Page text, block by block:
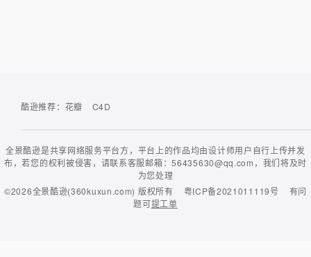
酷逊推荐： 花瓣 C4D
全景酷逊是共享网络服务平台方，平台上的作品均由设计师用户自行上传并发
布，若您的权利被侵害，请联系客服邮箱：56435630@qq.com，我们将及时
为您处理
©2026全景酷逊(360kuxun.com) 版权所有 粤ICP备2021011119号
有问
题可提工单